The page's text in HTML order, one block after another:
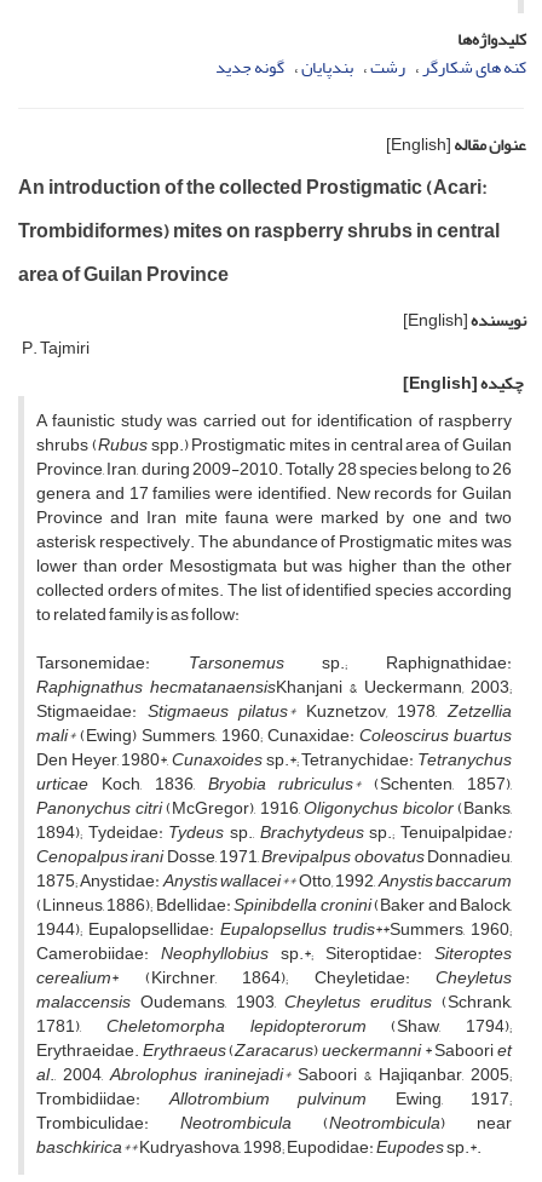
کلیدواژه‌ها
کنه های شکارگر رشت بندپایان گونه جدید
عنوان مقاله[English]
An introduction of the collected Prostigmatic (Acari:
Trombidiformes) mites on raspberry shrubs in central
area of Guilan Province
نویسنده[English]
P. Tajmiri
چکیده[English]
A faunistic study was carried out for identification of raspberry
shrubs (Rubusspp.) Prostigmatic mites in central area of Guilan
Province, Iran, during 2009-2010. Totally 28 species belong to 26
genera and 17 families were identified. New records for Guilan
Province and Iran mite fauna were marked by one and two
asterisk respectively. The abundance of Prostigmatic mites was
lower than order Mesostigmata but was higher than the other
collected orders of mites. The list of identified species according
to related family is as follow:
Tarsonemidae: Tarsonemussp.; Raphignathidae:
Raphignathus hecmatanaensisKhanjani & Ueckermann,2003;
Stigmaeidae: Stigmaeus pilatus*Kuznetzov, 1978,Zetzellia
mali*(Ewing) Summers, 1960; Cunaxidae:Coleoscirusbuartus
Den Heyer, 1980*,Cunaxoidessp.*; Tetranychidae:Tetranychus
urticae Koch, 1836, Bryobia rubriculus*(Schenten, 1857),
Panonychuscitri(McGregor), 1916,Oligonychusbicolor(Banks,
1894); Tydeidae: Tydeussp.,Brachytydeussp.; Tenuipalpidae:
Cenopalpus iraniDosse, 1971,Brevipalpus obovatusDonnadieu,
1875; Anystidae:Anystis wallacei**Otto,1992,Anystis baccarum
(Linneus, 1886); Bdellidae:Spinibdella cronini(Baker and Balock,
1944); Eupalopsellidae: Eupalopsellus trudis**Summers, 1960;
Camerobiidae: Neophyllobius sp.*; Siteroptidae: Siteroptes
cerealium* (Kirchner, 1864); Cheyletidae: Cheyletus
malaccensis Oudemans, 1903,Cheyletus eruditus (Schrank,
1781), Cheletomorpha lepidopterorum(Shaw, 1794);
Erythraeidae.Erythraeus(Zaracarus)ueckermanni* Sabooriet
al., 2004,Abrolophus iraninejadi*Saboori & Hajiqanbar, 2005;
Trombidiidae:Allotrombium pulvinum Ewing, 1917;
Trombiculidae: Neotrombicula (Neotrombicula) near
baschkirica**Kudryashova, 1998; Eupodidae:Eupodessp.*.